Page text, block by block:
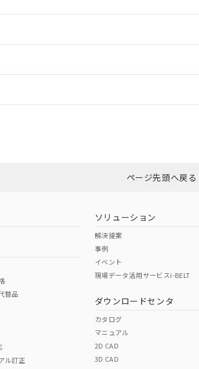
ダウンロードはこちら
Cr(VI)
（日本
（アメリカ
その他の認証
ページ先頭へ戻る
替品
ル訂正
ソリューション
解決提案
事例
イベント
現場データ活用サービスi-BELT
ダウンロードセンタ
カタログ
マニュアル
2D CAD
3D CAD